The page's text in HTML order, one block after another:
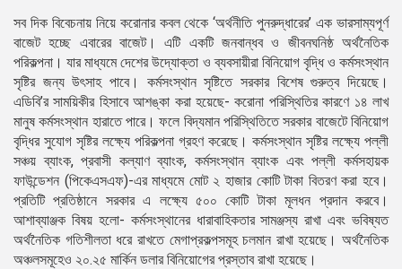
সব দিক বিবেচনায় নিয়ে করোনার কবল থেকে ‘অর্থনীতি পুনরুদ্ধারের’ এক ভারসাম্যপূর্ণ
বাজেট হচ্ছে এবারের বাজেট। এটি একটি জনবান্ধব ও জীবনঘনিষ্ঠ অর্থনৈতিক
পরিকল্পনা। যার মাধ্যমে দেশের উদ্যোক্তা ও ব্যবসায়ীরা বিনিয়োগ বৃদ্ধি ও কর্মসংস্থান
সৃষ্টির জন্য উৎসাহ পাবে। কর্মসংস্থান সৃষ্টিতে সরকার বিশেষ গুরুত্ব দিয়েছে।
এডিবি’র সাময়িকীর হিসাবে আশঙ্কা করা হয়েছে- করোনা পরিস্থিতির কারণে ১৪ লাখ
মানুষ কর্মসংস্থান হারাতে পারে। ফলে বিদ্যমান পরিস্থিতিতে সরকার বাজেটে বিনিয়োগ
বৃদ্ধির সুযোগ সৃষ্টির লক্ষ্যে পরিকল্পনা গ্রহণ করেছে। কর্মসংস্থান সৃষ্টির লক্ষ্যে পল্লী
সঞ্চয় ব্যাংক, প্রবাসী কল্যাণ ব্যাংক, কর্মসংস্থান ব্যাংক এবং পল্লী কর্মসহায়ক
ফাউন্ডেশন (পিকেএসএফ)-এর মাধ্যমে মোট ২ হাজার কোটি টাকা বিতরণ করা হবে।
প্রতিটি প্রতিষ্ঠানে সরকার এ লক্ষ্যে ৫০০ কোটি টাকা মূলধন প্রদান করবে।
আশাব্যাঞ্জক বিষয় হলো- কর্মসংস্থানের ধারাবাহিকতার সামঞ্জস্য রাখা এবং ভবিষ্যত
অর্থনৈতিক গতিশীলতা ধরে রাখতে মেগাপ্রকল্পসমূহ চলমান রাখা হয়েছে। অর্থনৈতিক
অঞ্চলসমূহেও ২০.২৫ মার্কিন ডলার বিনিয়োগের প্রস্তাব রাখা হয়েছে।